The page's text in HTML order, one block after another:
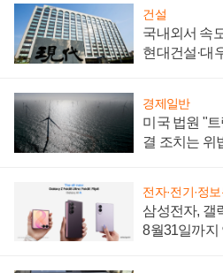
건설
국내외서 속
현대건설·대
경제일반
미국 법원 "
결 조치는 위
전자·전기·정
삼성전자, 갤
8월31일까지